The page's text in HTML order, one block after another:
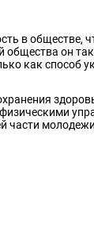
в обществе,
общества он
как способ
части